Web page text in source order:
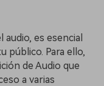
audio, es esencial
público. Para ello,
de Audio que
a varias